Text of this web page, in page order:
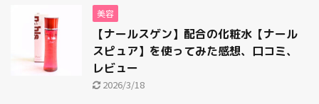
美容
【ナールスゲン】配合の化粧水【ナール
スピュア】を使ってみた感想、口コミ、
レビュー
2026/3/18